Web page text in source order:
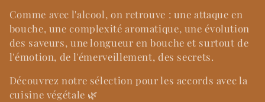
o
n
:
Comme avec l'alcool, on retrouve : une attaque en
bouche, une complexité aromatique, une évolution
des saveurs, une longueur en bouche et surtout de
l'émotion, de l'émerveillement, des secrets.
Découvrez notre sélection pour les accords avec la
cuisine végétale 🌿